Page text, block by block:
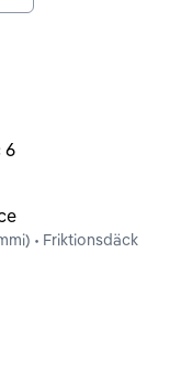
6
• Friktionsdäck